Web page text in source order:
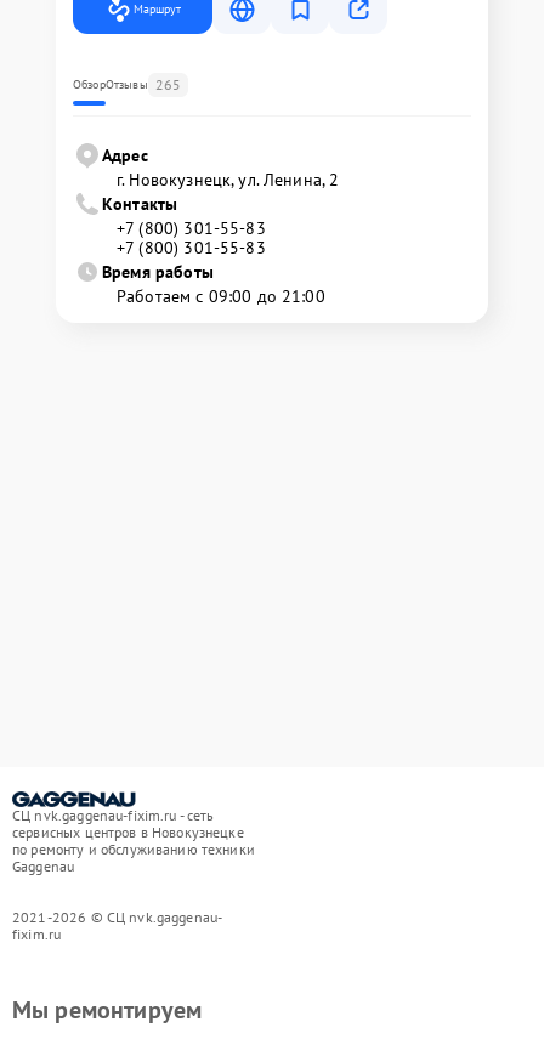
Маршрут
ОбзорОтзывы 265
Адрес
г. Новокузнецк, ул. Ленина, 2
Контакты
+7 (800) 301-55-83
+7 (800) 301-55-83
Время работы
Работаем с 09:00 до 21:00
СЦ nvk.gaggenau-fixim.ru - сеть
сервисных центров в Новокузнецке
по ремонту и обслуживанию техники
Gaggenau
2021-2026 © СЦ nvk.gaggenau-
fixim.ru
Мы ремонтируем